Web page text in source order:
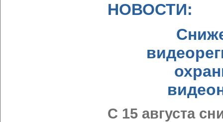
НОВОСТИ:
С 15 августа